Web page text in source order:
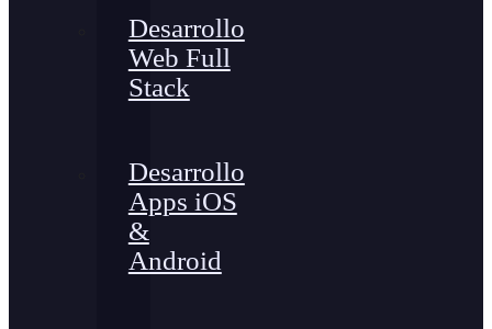
Desarrollo
Web Full
Stack
Desarrollo
Apps iOS
&
Android